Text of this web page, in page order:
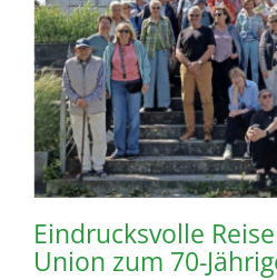
Eindrucksvolle
Union zum 70-